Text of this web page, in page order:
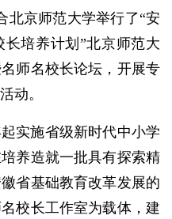
北京师范大学举行了“安
培养计划”北京师范大
师名校长论坛，开展专
动。
实施省级新时代中小学
养造就一批具有探索精
省基础教育改革发展的
校长工作室为载体，建